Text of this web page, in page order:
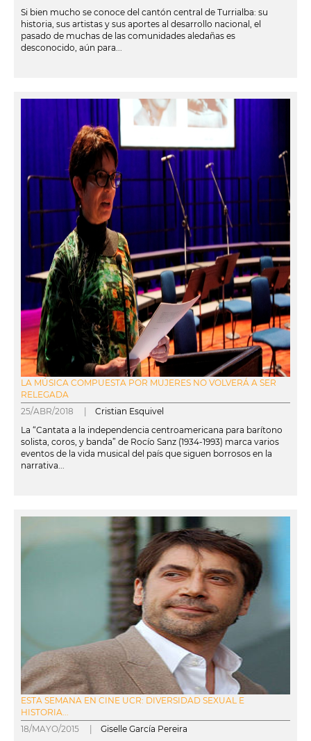
Si bien mucho se conoce del cantón central de Turrialba: su
historia, sus artistas y sus aportes al desarrollo nacional, el
pasado de muchas de las comunidades aledañas es
desconocido, aún para...
LA MÚSICA COMPUESTA POR MUJERES NO VOLVERÁ A SER
RELEGADA
25/ABR/2018 | Cristian Esquivel
La “Cantata a la independencia centroamericana para barítono
solista, coros, y banda” de Rocío Sanz (1934-1993) marca varios
eventos de la vida musical del país que siguen borrosos en la
narrativa...
ESTA SEMANA EN CINE UCR: DIVERSIDAD SEXUAL E
HISTORIA...
18/MAYO/2015 | Giselle García Pereira